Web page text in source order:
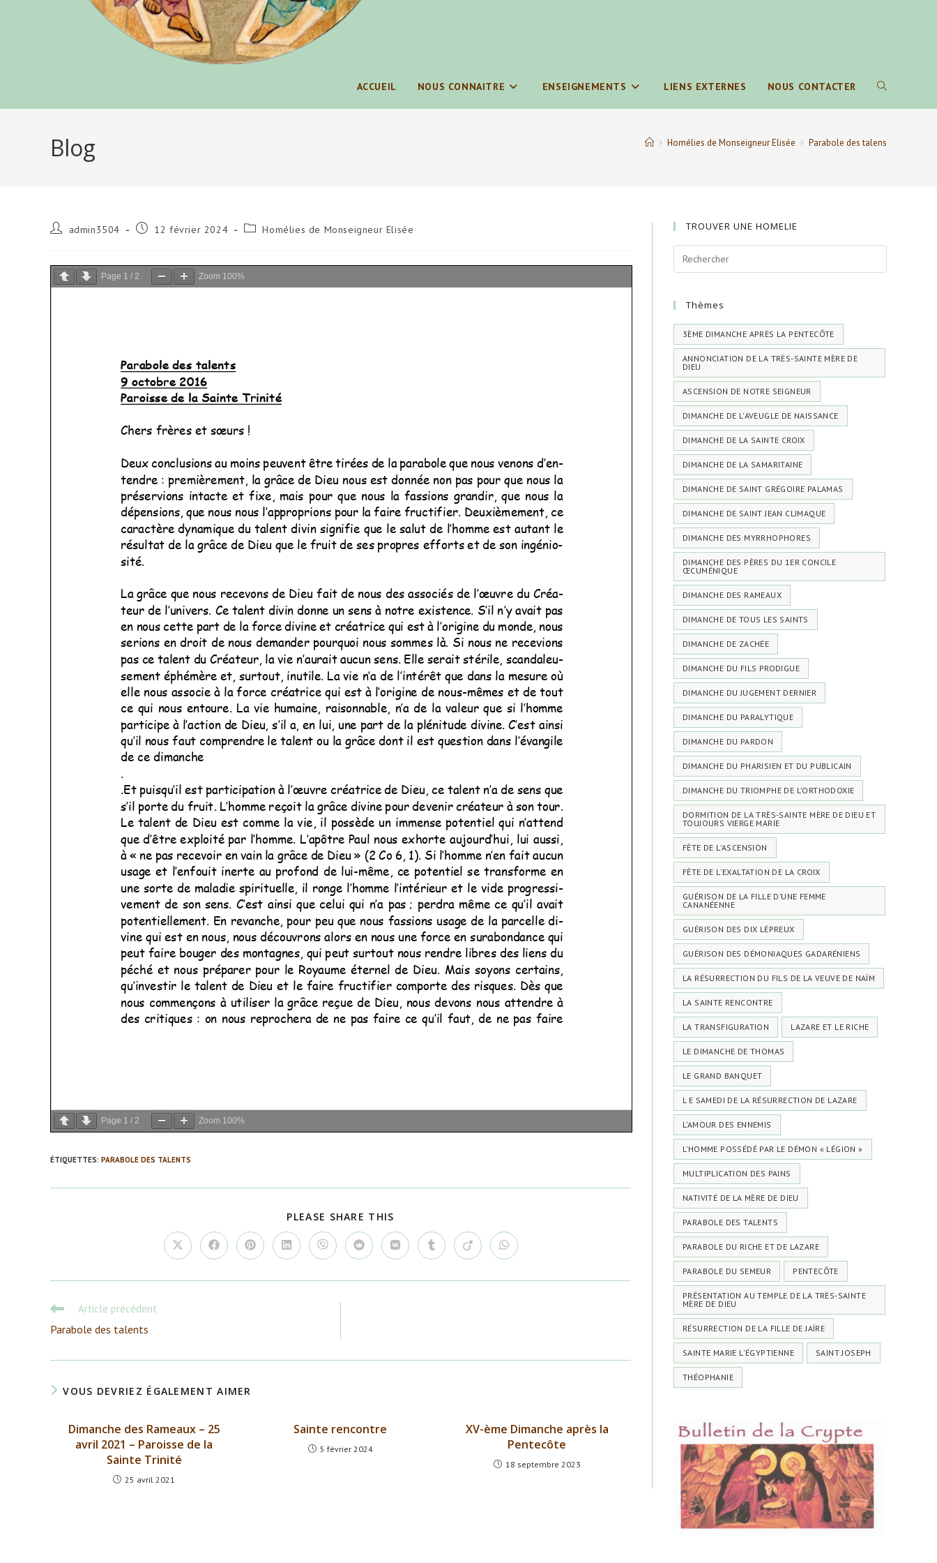
ACCUEIL NOUS CONNAITRE ENSEIGNEMENTS LIENS EXTERNES NOUS CONTACTER TOGGLE
Blog > Homélies de Monseigneur Elisée > Parabole des talens
Auteur/autrice
publication :
admin3504
Publication
12 février 2024
PostHomélies de Monseigneur Elisée
Page 1 / 2 Zoom 100%
Page 1 / 2 Zoom 100%
ÉTIQUETTES: PARABOLE DES TALENTS
PLEASE SHARE THIS
CE
CONTENU
Ouvrir
dans
autre
Ouvrir
dans
autre
Ouvrir
dans
autre
Ouvrir
dans
autre
Ouvrir
dans
autre
Ouvrir
dans
autre
Ouvrir
dans
autre
Ouvrir
dans
autre
Ouvrir
dans
autre
Ouvrir
dans
autre
Read
articles
Article précédent
Parabole des talents
VOUS DEVRIEZ ÉGALEMENT AIMER
Dimanche des Rameaux – 25
avril 2021 – Paroisse de la
Sainte Trinité
25 avril 2021
Sainte rencontre
5 février 2024
XV-ème Dimanche après la
Pentecôte
18 septembre 2023
TROUVER UNE HOMELIE
Thèmes
3ÈME DIMANCHE APRÈS LA PENTECÔTE
ANNONCIATION DE LA TRÈS-SAINTE MÈRE DE
DIEU
ASCENSION DE NOTRE SEIGNEUR
DIMANCHE DE L'AVEUGLE DE NAISSANCE
DIMANCHE DE LA SAINTE CROIX
DIMANCHE DE LA SAMARITAINE
DIMANCHE DE SAINT GRÉGOIRE PALAMAS
DIMANCHE DE SAINT JEAN CLIMAQUE
DIMANCHE DES MYRRHOPHORES
DIMANCHE DES PÈRES DU 1ER CONCILE
ŒCUMÉNIQUE
DIMANCHE DES RAMEAUX
DIMANCHE DE TOUS LES SAINTS
DIMANCHE DE ZACHÉE
DIMANCHE DU FILS PRODIGUE
DIMANCHE DU JUGEMENT DERNIER
DIMANCHE DU PARALYTIQUE
DIMANCHE DU PARDON
DIMANCHE DU PHARISIEN ET DU PUBLICAIN
DIMANCHE DU TRIOMPHE DE L’ORTHODOXIE
DORMITION DE LA TRÈS-SAINTE MÈRE DE DIEU ET
TOUJOURS VIERGE MARIE
FÊTE DE L'ASCENSION
FÊTE DE L'EXALTATION DE LA CROIX
GUÉRISON DE LA FILLE D’UNE FEMME
CANANÉENNE
GUÉRISON DES DIX LÉPREUX
GUÉRISON DES DÉMONIAQUES GADARÉNIENS
LA RÉSURRECTION DU FILS DE LA VEUVE DE NAÏM
LA SAINTE RENCONTRE
LA TRANSFIGURATION LAZARE ET LE RICHE
LE DIMANCHE DE THOMAS
LE GRAND BANQUET
L E SAMEDI DE LA RÉSURRECTION DE LAZARE
L’AMOUR DES ENNEMIS
L’HOMME POSSÉDÉ PAR LE DÉMON « LÉGION »
MULTIPLICATION DES PAINS
NATIVITÉ DE LA MÈRE DE DIEU
PARABOLE DES TALENTS
PARABOLE DU RICHE ET DE LAZARE
PARABOLE DU SEMEUR PENTECÔTE
PRÉSENTATION AU TEMPLE DE LA TRÈS-SAINTE
MÈRE DE DIEU
RÉSURRECTION DE LA FILLE DE JAÏRE
SAINTE MARIE L'ÉGYPTIENNE SAINT JOSEPH
THÉOPHANIE